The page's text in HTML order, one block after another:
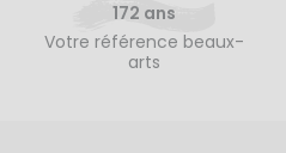
172 ans
Votre référence beaux-
arts